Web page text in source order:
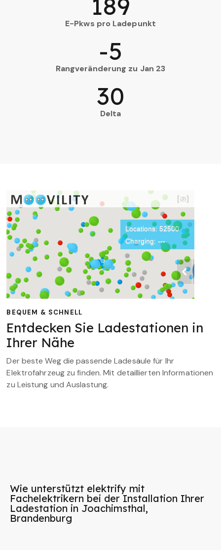
E-Pkws pro Ladepunkt
189
Rangveränderung zu Jan 23
-5
Delta
30
BEQUEM & SCHNELL
Entdecken Sie Ladestationen in
Ihrer Nähe
Der beste Weg die passende Ladesäule für Ihr
Elektrofahrzeug zu finden. Mit detaillierten Informationen
zu Leistung und Auslastung.
Wie unterstützt elektrify mit
Fachelektrikern bei der Installation Ihrer
Ladestation in Joachimsthal,
Brandenburg